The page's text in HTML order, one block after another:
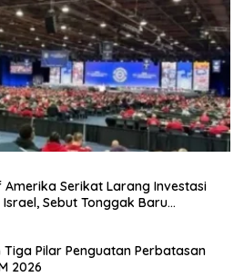
Serikat Larang Investasi
Sebut Tonggak Baru
Pilar Penguatan Perbatasan
2026